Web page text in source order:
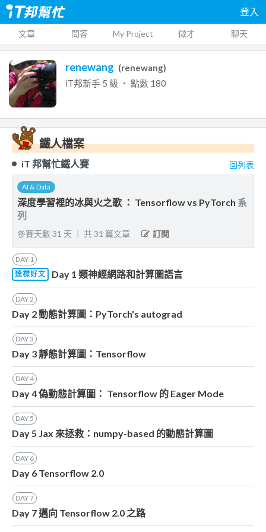
登入
文章 問答 My Project 徵才 聊天
renewang (renewang)
iT邦新手 5 級 ‧ 點數 180
鐵人檔案
iT 邦幫忙鐵人賽 回列表
AI & Data
深度學習裡的冰與火之歌 ： Tensorflow vs PyTorch 系
列
參賽天數31 天 共31 篇文章 訂閱
DAY 1
達標好文
Day 1 類神經網路和計算圖語言
DAY2
Day 2 動態計算圖：PyTorch's autograd
DAY3
Day 3 靜態計算圖：Tensorflow
DAY4
Day 4 偽動態計算圖： Tensorflow 的 Eager Mode
DAY5
Day 5 Jax 來拯救：numpy-based 的動態計算圖
DAY 6
Day 6 Tensorflow 2.0
DAY7
Day 7 邁向 Tensorflow 2.0 之路